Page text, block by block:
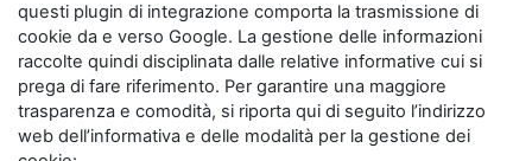
questi plugin di integrazione comporta la trasmissione di
cookie da e verso Google. La gestione delle informazioni
raccolte quindi disciplinata dalle relative informative cui si
prega di fare riferimento. Per garantire una maggiore
trasparenza e comodità, si riporta qui di seguito l’indirizzo
web dell’informativa e delle modalità per la gestione dei